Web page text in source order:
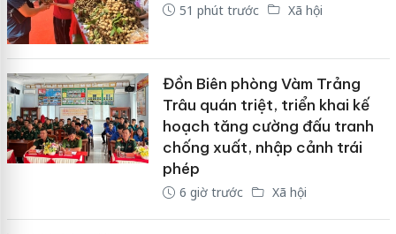
51 phút trước Xã hội
Đồn Biên phòng Vàm Trảng
Trâu quán triệt, triển khai kế
hoạch tăng cường đấu tranh
chống xuất, nhập cảnh trái
phép
6 giờ trước Xã hội